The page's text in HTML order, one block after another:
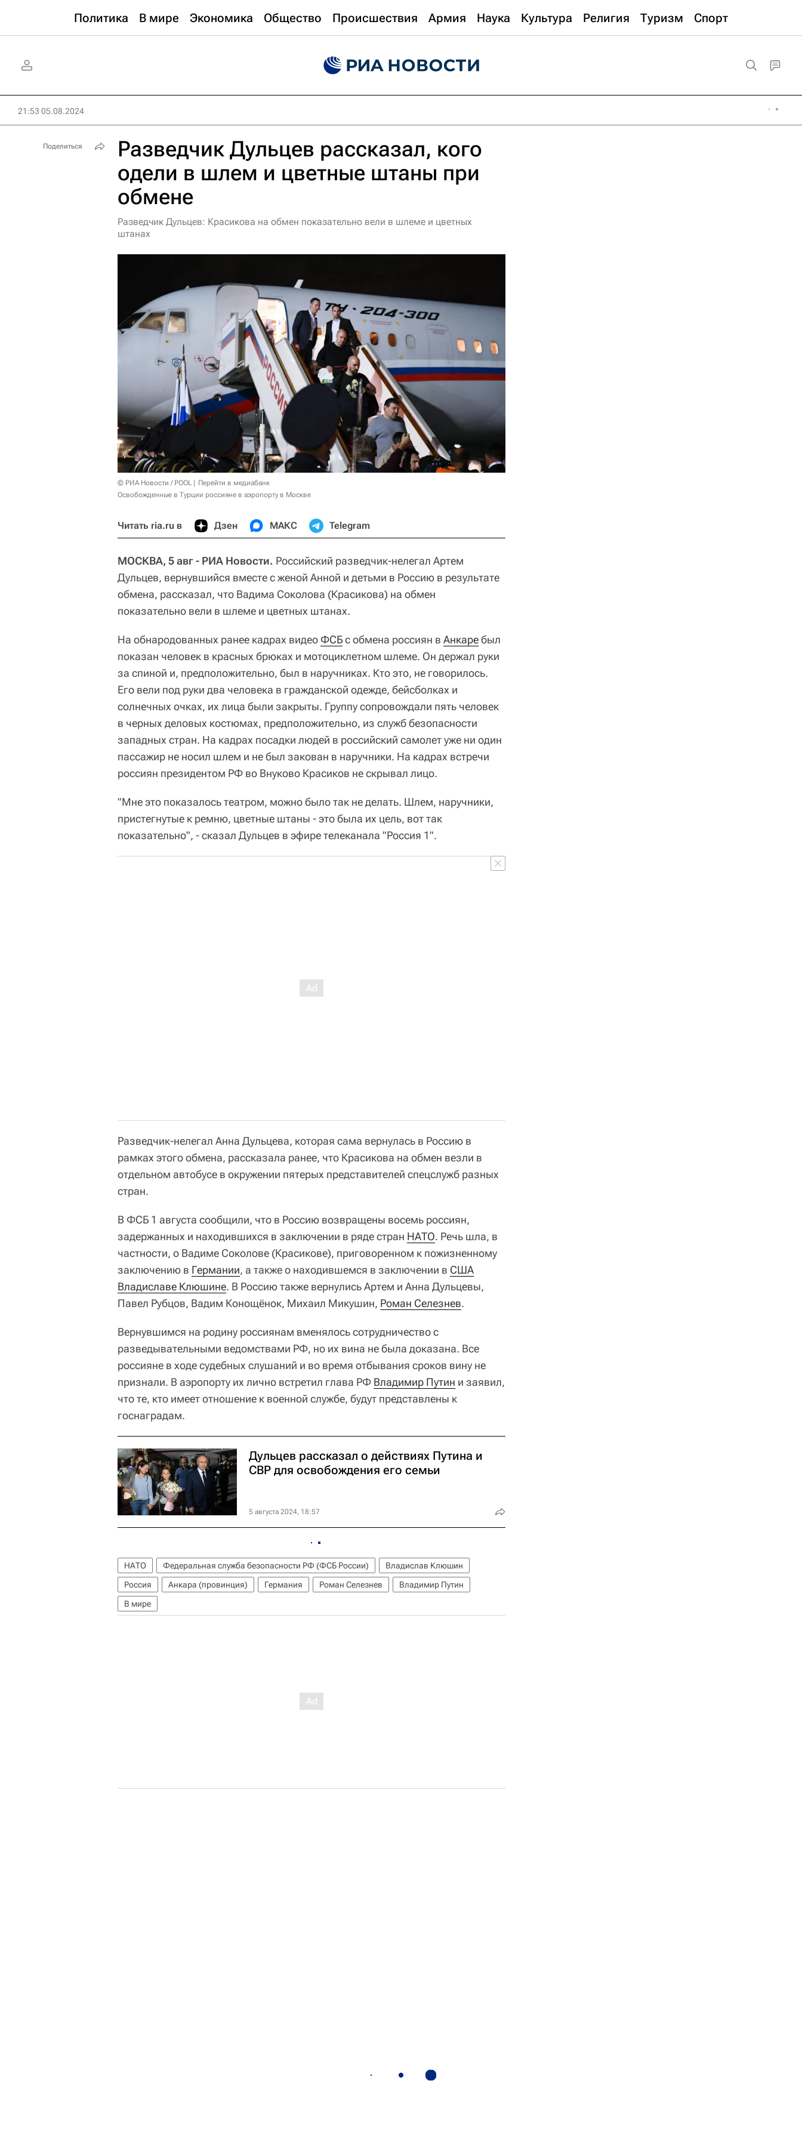
Политика В мире Экономика Общество Происшествия Армия Наука Культура Религия Туризм Спорт
21:53 05.08.2024
Разведчик Дульцев рассказал, кого
одели в шлем и цветные штаны при
обмене
Разведчик Дульцев: Красикова на обмен показательно вели в шлеме и цветных
штанах
© РИА Новости / POOL
Перейти в медиабанк
Освобожденные в Турции россияне в аэропорту в Москве
Читать ria.ru в Дзен МАКС Telegram
МОСКВА, 5 авг - РИА Новости. Российский разведчик-нелегал Артем
Дульцев, вернувшийся вместе с женой Анной и детьми в Россию в результате
обмена, рассказал, что Вадима Соколова (Красикова) на обмен
показательно вели в шлеме и цветных штанах.
На обнародованных ранее кадрах видео ФСБс обмена россиян в Анкаребыл
показан человек в красных брюках и мотоциклетном шлеме. Он держал руки
за спиной и, предположительно, был в наручниках. Кто это, не говорилось.
Его вели под руки два человека в гражданской одежде, бейсболках и
солнечных очках, их лица были закрыты. Группу сопровождали пять человек
в черных деловых костюмах, предположительно, из служб безопасности
западных стран. На кадрах посадки людей в российский самолет уже ни один
пассажир не носил шлем и не был закован в наручники. На кадрах встречи
россиян президентом РФ во Внуково Красиков не скрывал лицо.
"Мне это показалось театром, можно было так не делать. Шлем, наручники,
пристегнутые к ремню, цветные штаны - это была их цель, вот так
показательно", - сказал Дульцев в эфире телеканала "Россия 1".
Разведчик-нелегал Анна Дульцева, которая сама вернулась в Россию в
рамках этого обмена, рассказала ранее, что Красикова на обмен везли в
отдельном автобусе в окружении пятерых представителей спецслужб разных
стран.
В ФСБ 1 августа сообщили, что в Россию возвращены восемь россиян,
задержанных и находившихся в заключении в ряде стран НАТО. Речь шла, в
частности, о Вадиме Соколове (Красикове), приговоренном к пожизненному
заключению в Германии, а также о находившемся в заключении в США
Владиславе Клюшине. В Россию также вернулись Артем и Анна Дульцевы,
Павел Рубцов, Вадим Конощёнок, Михаил Микушин, Роман Селезнев.
Вернувшимся на родину россиянам вменялось сотрудничество с
разведывательными ведомствами РФ, но их вина не была доказана. Все
россияне в ходе судебных слушаний и во время отбывания сроков вину не
признали. В аэропорту их лично встретил глава РФ Владимир Путин и заявил,
что те, кто имеет отношение к военной службе, будут представлены к
госнаградам.
Дульцев рассказал о действиях Путина и
СВР для освобождения его семьи
5 августа 2024, 18:57
НАТО Федеральная служба безопасности РФ (ФСБ России)
Владислав Клюшин
Россия
Анкара (провинция) Германия Роман Селезнев
Владимир Путин
В мире
Поделиться